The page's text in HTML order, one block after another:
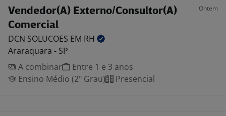
Vendedor(A) Externo/Consultor(A)
Comercial
Ontem
DCN SOLUCOES EM RH
Araraquara - SP
A combinar
Entre 1 e 3 anos
Ensino Médio (2º Grau)
Presencial